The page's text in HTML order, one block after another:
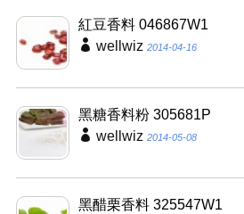
紅豆香料 046867W1
wellwiz 2014-04-16
黑糖香料粉 305681P
wellwiz 2014-05-08
黑醋栗香料 325547W1